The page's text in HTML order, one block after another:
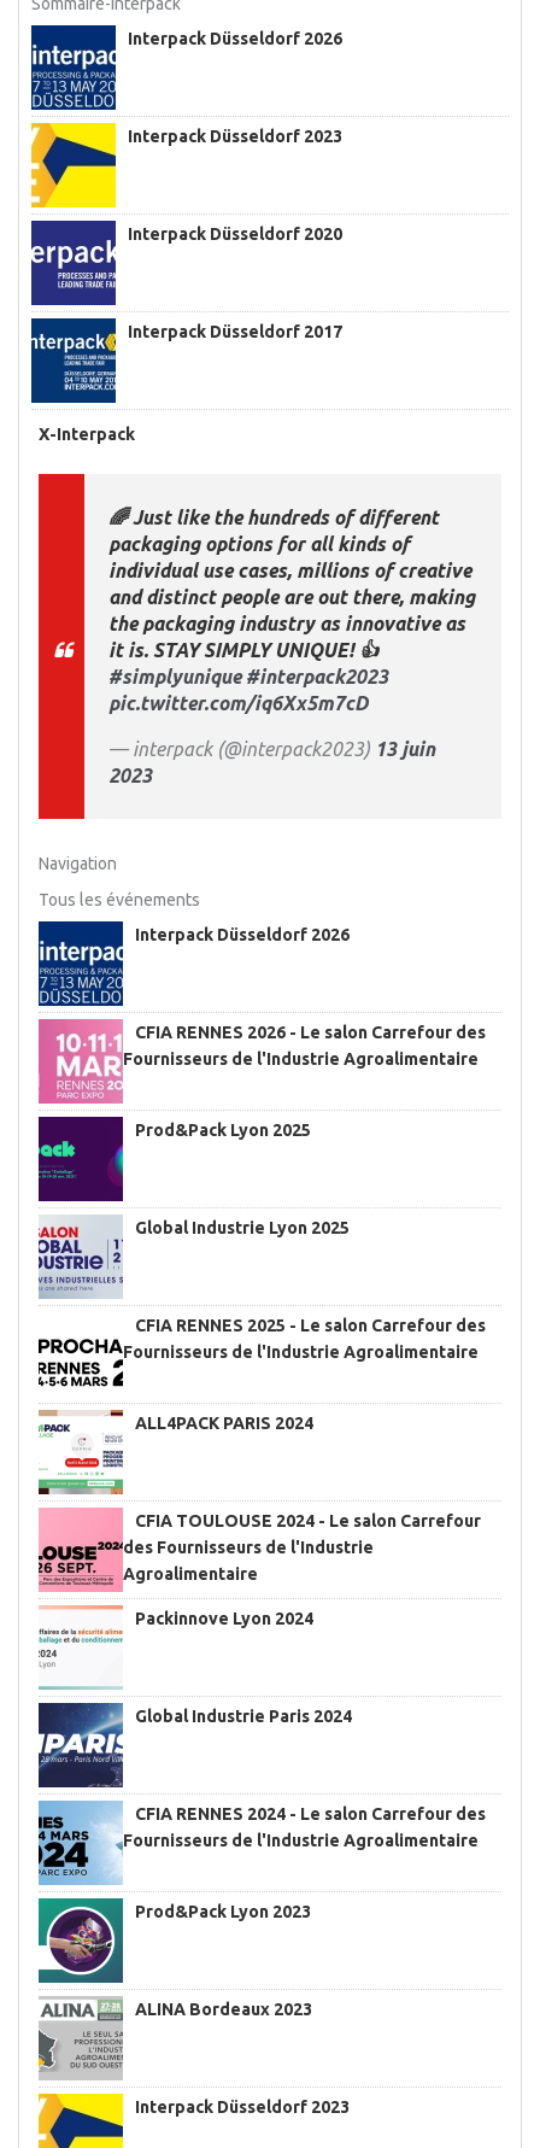
Interpack Düsseldorf 2026
Interpack Düsseldorf 2023
Interpack Düsseldorf 2020
Interpack Düsseldorf 2017
X-Interpack
🌈 Just like the hundreds of different
packaging options for all kinds of
individual use cases, millions of creative
and distinct people are out there, making
the packaging industry as innovative as
it is. STAY SIMPLY UNIQUE! 👍
#simplyunique #interpack2023
pic.twitter.com/iq6Xx5m7cD
— interpack (@interpack2023) 13 juin
2023
Navigation
Tous les événements
Interpack Düsseldorf 2026
CFIA RENNES 2026 - Le salon Carrefour des
Fournisseurs de l'Industrie Agroalimentaire
Prod&Pack Lyon 2025
Global Industrie Lyon 2025
CFIA RENNES 2025 - Le salon Carrefour des
Fournisseurs de l'Industrie Agroalimentaire
ALL4PACK PARIS 2024
CFIA TOULOUSE 2024 - Le salon Carrefour
des Fournisseurs de l'Industrie
Agroalimentaire
Packinnove Lyon 2024
Global Industrie Paris 2024
CFIA RENNES 2024 - Le salon Carrefour des
Fournisseurs de l'Industrie Agroalimentaire
Prod&Pack Lyon 2023
ALINA Bordeaux 2023
Interpack Düsseldorf 2023